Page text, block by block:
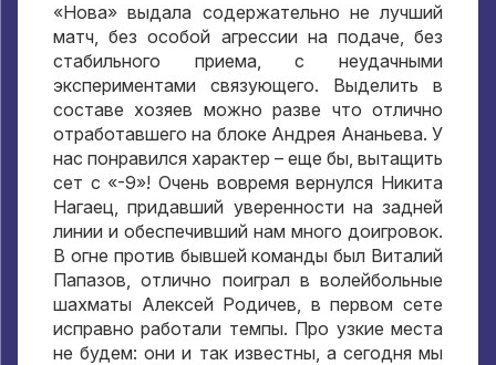
«Нова» выдала содержательно не лучший
матч,без особой агрессии на подаче,без
стабильного приема,с неудачными
экспериментами связующего. Выделить в
составе хозяев можно разве что отлично
отработавшего на блоке Андрея Ананьева.У
нас понравился характер – еще бы, вытащить
сет с «-9»!Очень вовремя вернулся Никита
Нагаец,придавший уверенности на задней
линии и обеспечивший нам много доигровок.
В огне против бывшей команды был Виталий
Папазов,отлично поиграл в волейбольные
шахматы Алексей Родичев, в первом сете
исправно работали темпы. Про узкие места
не будем:они и так известны, а сегодня мы